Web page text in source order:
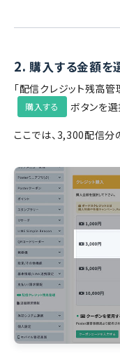
2. 購入する金額を
「配信クレジット残高管
購入する
ボタンを選
ここでは、3,300配信分